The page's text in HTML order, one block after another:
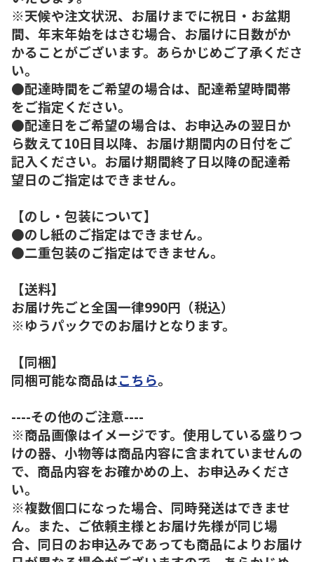
※天候や注文状況、お届けまでに祝日・お盆期
間、年末年始をはさむ場合、お届けに日数がか
かることがございます。あらかじめご了承くださ
い。
●配達時間をご希望の場合は、配達希望時間帯
をご指定ください。
●配達日をご希望の場合は、お申込みの翌日か
ら数えて10日目以降、お届け期間内の日付をご
記入ください。お届け期間終了日以降の配達希
望日のご指定はできません。
【のし・包装について】
●のし紙のご指定はできません。
●二重包装のご指定はできません。
【送料】
お届け先ごと全国一律990円（税込）
※ゆうパックでのお届けとなります。
【同梱】
同梱可能な商品はこちら。
----その他のご注意----
※商品画像はイメージです。使用している盛りつ
けの器、小物等は商品内容に含まれていませんの
で、商品内容をお確かめの上、お申込みくださ
い。
※複数個口になった場合、同時発送はできませ
ん。また、ご依頼主様とお届け先様が同じ場
合、同日のお申込みであっても商品によりお届け